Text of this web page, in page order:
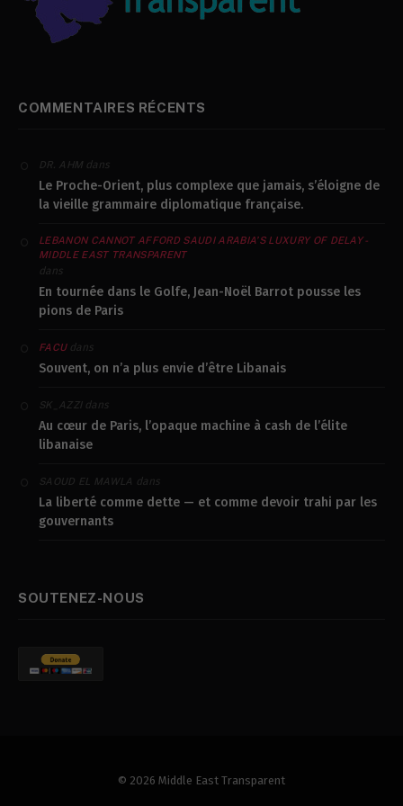
COMMENTAIRES RÉCENTS
DR. AHM dans
Le Proche-Orient, plus complexe que jamais, s’éloigne de
la vieille grammaire diplomatique française.
LEBANON CANNOT AFFORD SAUDI ARABIA’S LUXURY OF DELAY -
MIDDLE EAST TRANSPARENT
dans
En tournée dans le Golfe, Jean-Noël Barrot pousse les
pions de Paris
FACUdans
Souvent, on n’a plus envie d’être Libanais
SK_AZZIdans
Au cœur de Paris, l’opaque machine à cash de l’élite
libanaise
SAOUD EL MAWLA dans
La liberté comme dette — et comme devoir trahi par les
gouvernants
SOUTENEZ-NOUS
© 2026 Middle East Transparent